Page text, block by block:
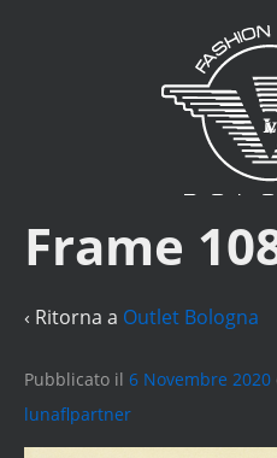
Frame
‹ Ritorna a Outlet Bologna
Pubblicato il 6 Novembre 2020
lunaflpartner